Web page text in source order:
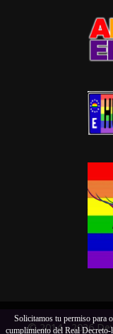
© 2014 - 2026
Solicitamos tu permiso para
cumplimiento del Real